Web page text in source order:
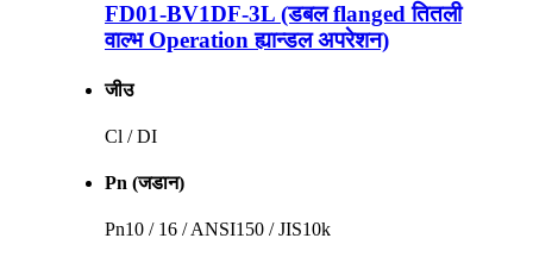
FD01-BV1DF-3L (डबल flanged तितली
वाल्भ Operation ह्यान्डल अपरेशन)
जीउ
Cl / DI
Pn (जडान)
Pn10 / 16 / ANSI150 / JIS10k